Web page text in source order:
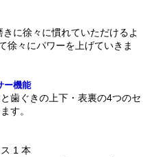
に徐々に慣れていただけるよ
徐々にパワーを上げていきま
ー機能
歯ぐきの上下・表裏の4つのセ
す。
1 本